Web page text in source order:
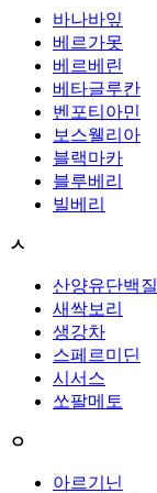
바나바잎
베르가못
베르베린
베타글루칸
벤포티아민
보스웰리아
블랙마카
블루베리
빌베리
ㅅ
산양유단백질
새싹보리
생강차
스페르미딘
시서스
쏘팔메토
ㅇ
아르기닌